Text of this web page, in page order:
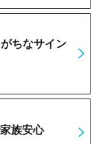
ちなサイン
族安心